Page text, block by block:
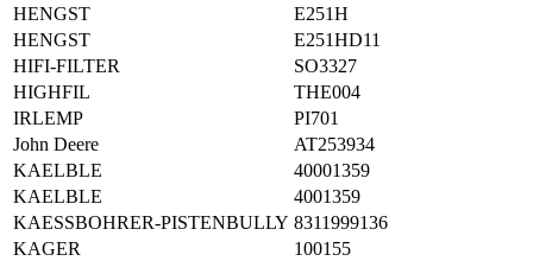
HENGST
E251H
HENGST
E251HD11
HIFI-FILTER
SO3327
HIGHFIL
THE004
IRLEMP
PI701
John Deere
AT253934
KAELBLE
40001359
KAELBLE
4001359
KAESSBOHRER-PISTENBULLY 8311999136
KAGER
100155